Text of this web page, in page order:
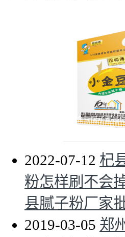
小金豆腻子都是
2022-07-12 杞
粉怎样刷不会
县腻子粉厂家
2019-03-05 郑